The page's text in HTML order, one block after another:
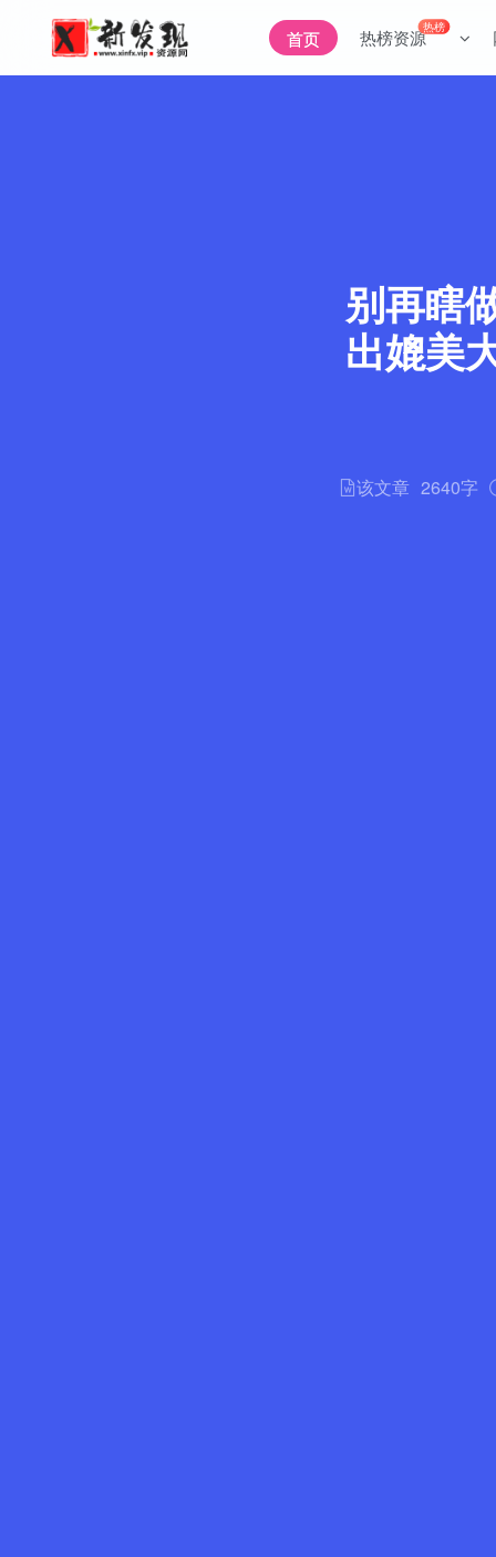
别再瞎
出媲美
该文章 2640字
首页 热榜资源热榜